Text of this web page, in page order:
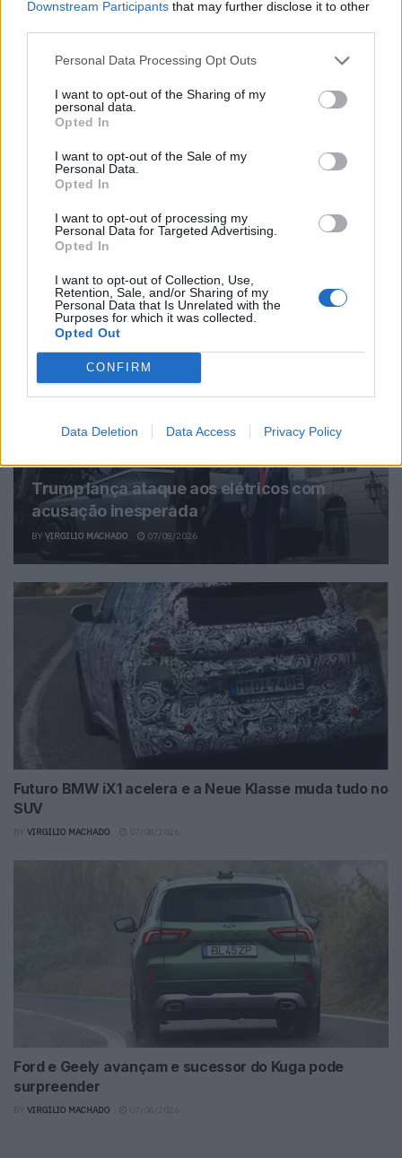
Downstream Participants that may further disclose it to other
Personal Data Processing Opt Outs
I want to opt-out of the Sharing of my
personal data.
Opted In
I want to opt-out of the Sale of my
Personal Data.
Opted In
I want to opt-out of processing my
Personal Data for Targeted Advertising.
Opted In
I want to opt-out of Collection, Use,
Retention, Sale, and/or Sharing of my
Personal Data that Is Unrelated with the
Purposes for which it was collected.
Opted Out
CONFIRM
Data Deletion Data Access Privacy Policy
07/08/2026
Related Posts
Trump lança ataque aos elétricos com
acusação inesperada
BY VIRGILIO MACHADO 07/08/2026
Futuro BMW iX1 acelera e a Neue Klasse muda tudo no
SUV
VIRGILIO MACHADO
Ford e Geely avançam e sucessor do Kuga pode
surpreender
VIRGILIO MACHADO